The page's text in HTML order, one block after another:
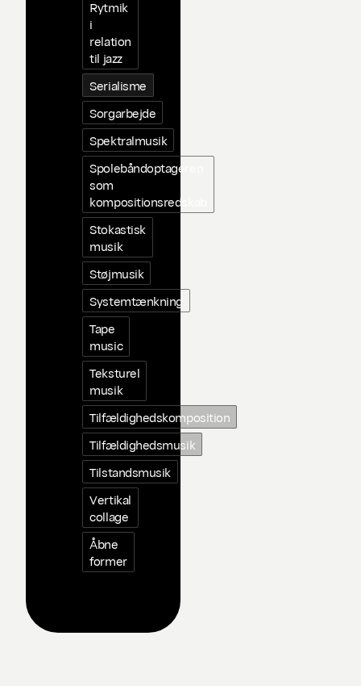
Rytmik
i
relation
til jazz
Serialisme
Sorgarbejde
Spektralmusik
Spolebåndoptageren
som
kompositionsredskab
Stokastisk
musik
Støjmusik
Systemtænkning
Tape
music
Teksturel
musik
Tilfældighedskomposition
Tilfældighedsmusik
Tilstandsmusik
Vertikal
collage
Åbne
former